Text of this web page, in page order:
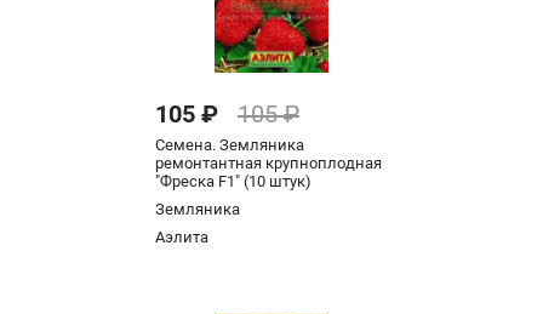
105 ₽ 105 ₽
Семена. Земляника
ремонтантная крупноплодная
"Фреска F1" (10 штук)
Земляника
Аэлита